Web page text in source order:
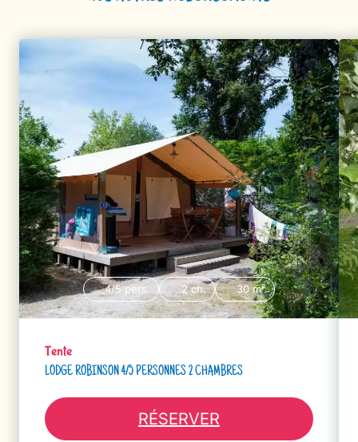
4/5 pers. 2 ch. 30 m²
Tente
LODGE ROBINSON 4/5 PERSONNES 2 CHAMBRES
RÉSERVER